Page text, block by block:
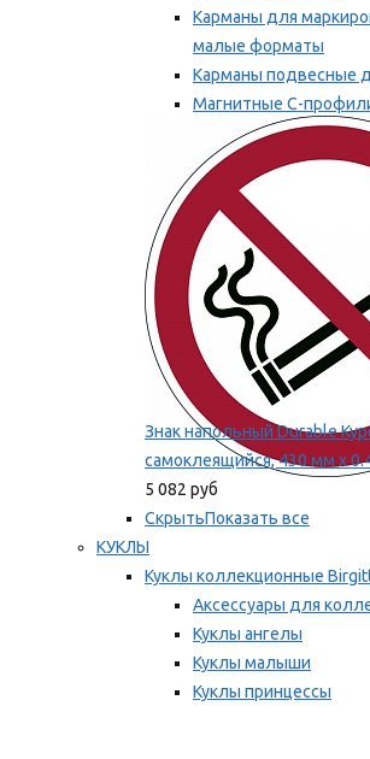
Карманы для
малые форматы
Карманы подвесные
Магнитные С-
Напольная
Мы рекомендуем
Знак напольный Durable
самоклеящийся, 430 мм х
5 082 руб
СкрытьПоказать все
КУКЛЫ
Куклы коллекционные
Аксессуары для
Куклы ангелы
Куклы малыши
Куклы принцессы